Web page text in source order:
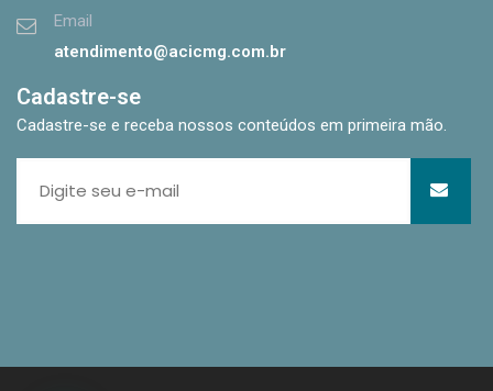
Email
atendimento@acicmg.com.br
Cadastre-se
Cadastre-se e receba nossos conteúdos em primeira mão.